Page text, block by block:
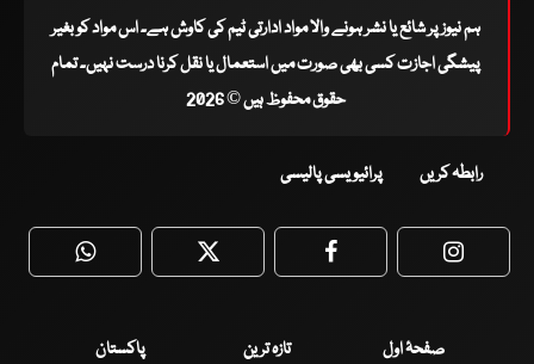
ہم نیوز پر شائع یا نشر ہونے والا مواد ادارتی ٹیم کی کاوش ہے۔ اس مواد کو بغیر
پیشگی اجازت کسی بھی صورت میں استعمال یا نقل کرنا درست نہیں۔ تمام
حقوق محفوظ ہیں © 2026
رابطہ کریں پرائیویسی پالیسی
WhatsApp Twitter Facebook
صفحۂ اول تازہ ترین
پاکستان